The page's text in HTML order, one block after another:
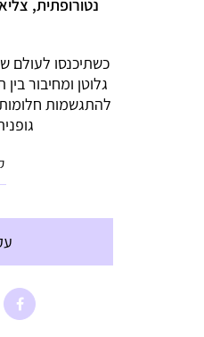
נטורופתית,
כשתיכנסו לעולם
גלוטן ומחיבור
להתגשמות